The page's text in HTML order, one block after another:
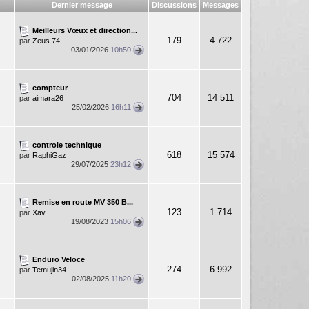
Dernier message Discussions Messages
Meilleurs Vœux et direction...
par Zeus 74
03/01/2026 10h50
179 4 722
compteur
par aimara26
25/02/2026 16h11
704 14 511
controle technique
par RaphiGaz
29/07/2025 23h12
618 15 574
Remise en route MV 350 B...
par Xav
19/08/2023 15h06
123 1 714
Enduro Veloce
par Temujin34
02/08/2025 11h20
274 6 992